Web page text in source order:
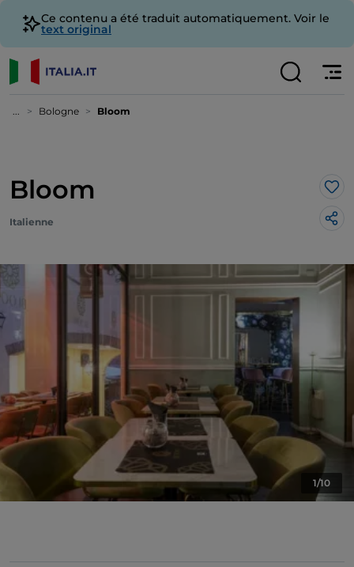
Ce contenu a été traduit automatiquement. Voir le
text original
... Bologne Bloom
Bloom
Italienne
1/10